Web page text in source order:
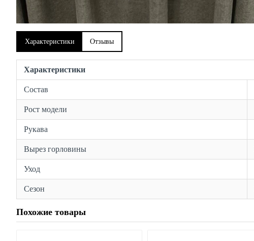
Характеристики Отзывы
Характеристики
Состав
Рост модели
Рукава
Вырез горловины
Уход
Сезон
Похожие товары